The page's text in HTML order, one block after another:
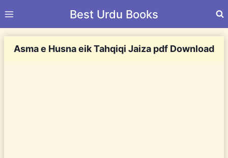
to
Best Urdu Books
Asma e Husna eik Tahqiqi Jaiza pdf Download